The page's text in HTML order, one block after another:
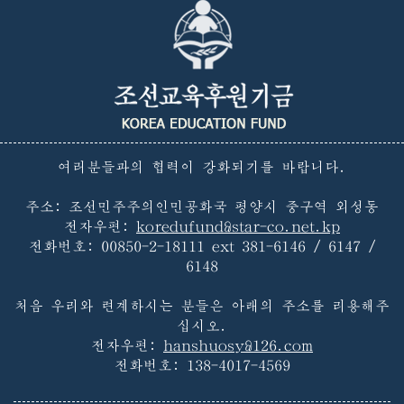
여러분들과의 협력이 강화되기를 바랍니다.
주소: 조선민주주의인민공화국 평양시 중구역 외성동
전자우편: koredufund@star-co.net.kp
전화번호:
00850-2-18111 ext 381-6146 / 6147 /
6148
처음 우리와 련계하시는 분들은 아래의 주소를 리용해주
십시오.
전자우편: hanshuosy@126.com
전화번호: 138-4017-4569